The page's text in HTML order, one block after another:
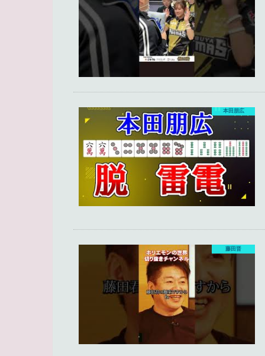
本田朋広
藤田晋